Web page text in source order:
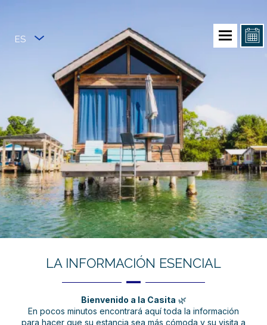
ES
LA INFORMACIÓN ESENCIAL
Bienvenido a la Casita 🌿
En pocos minutos encontrará aquí toda la información
para hacer que su estancia sea más cómoda y su visita a